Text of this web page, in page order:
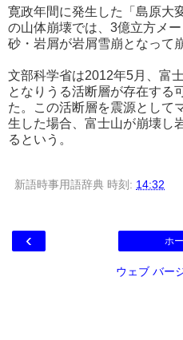
寛政年間に発生した「島原大
の山体崩壊では、3億立方メ
砂・岩屑が岩屑雪崩となって
文部科学省は2012年5月、富
となりうる活断層が存在する
た。この活断層を震源として
生した場合、富士山が崩壊し
るという。
新語時事用語辞典 時刻: 14:32
‹ ホ
ウェブ バー